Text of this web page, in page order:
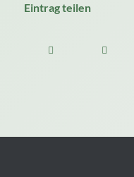
Eintrag teilen